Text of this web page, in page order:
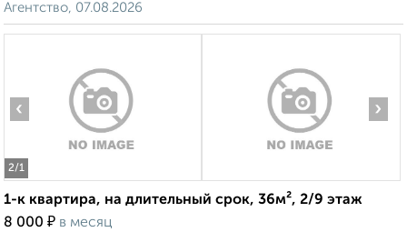
Агентство, 07.08.2026
2/1
‹ ›
1-к квартира, на длительный срок, 36м², 2/9 этаж
8 000 ₽ в месяц